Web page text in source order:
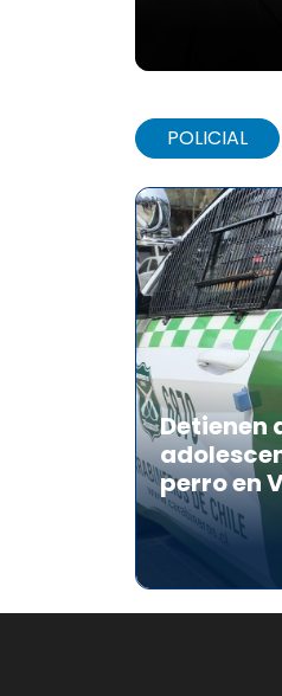
POLICIAL
Detienen
perro en